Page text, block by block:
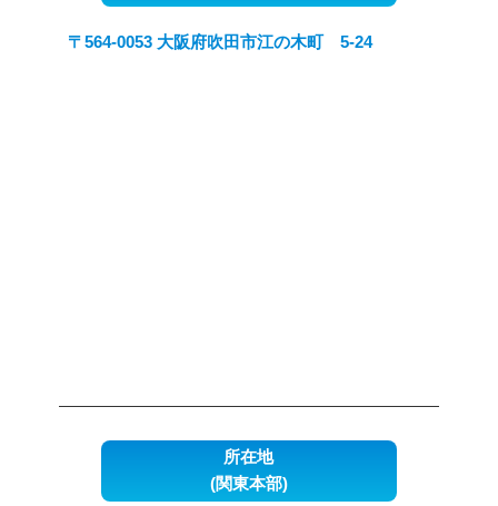
〒564-0053 大阪府吹田市江の木町 5-24
所在地
(関東本部)